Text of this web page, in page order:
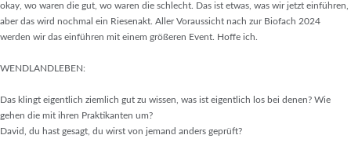
okay, wo waren die gut, wo waren die schlecht. Das ist etwas, was wir jetzt einführen,
aber das wird nochmal ein Riesenakt. Aller Voraussicht nach zur Biofach 2024
werden wir das einführen mit einem größeren Event. Hoffe ich.
WENDLANDLEBEN:
Das klingt eigentlich ziemlich gut zu wissen, was ist eigentlich los bei denen? Wie
gehen die mit ihren Praktikanten um?
David, du hast gesagt, du wirst von jemand anders geprüft?